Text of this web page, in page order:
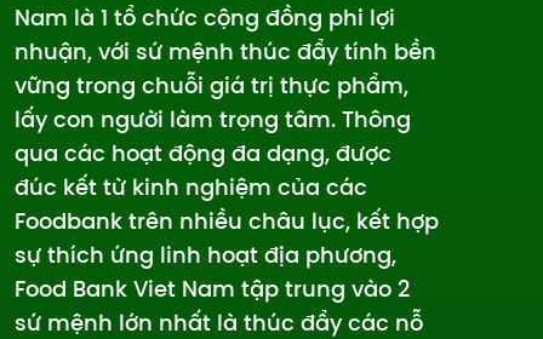
Nam là 1 tổ chức cộng đồng phi lợi
nhuận, với sứ mệnh thúc đẩy tính bền
vững trong chuỗi giá trị thực phẩm,
lấy con người làm trọng tâm. Thông
qua các hoạt động đa dạng, được
đúc kết từ kinh nghiệm của các
Foodbank trên nhiều châu lục, kết hợp
sự thích ứng linh hoạt địa phương,
Food Bank Viet Nam tập trung vào 2
sứ mệnh lớn nhất là thúc đẩy các nỗ